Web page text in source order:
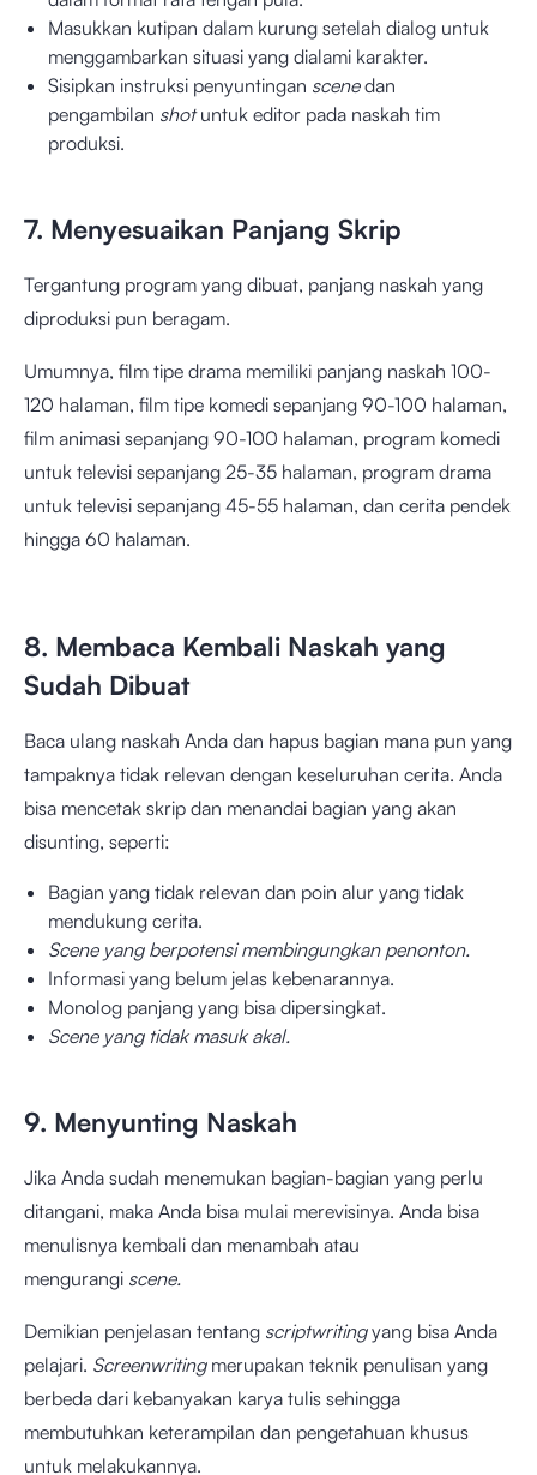
Masukkan kutipan dalam kurung setelah dialog untuk
menggambarkan situasi yang dialami karakter.
Sisipkan instruksi penyuntingan scenedan
pengambilan shotuntuk editor pada naskah tim
produksi.
7. Menyesuaikan Panjang Skrip
Tergantung program yang dibuat, panjang naskah yang
diproduksi pun beragam.
Umumnya, film tipe drama memiliki panjang naskah 100-
120 halaman, film tipe komedi sepanjang 90-100 halaman,
film animasi sepanjang 90-100 halaman, program komedi
untuk televisi sepanjang 25-35 halaman, program drama
untuk televisi sepanjang 45-55 halaman, dan cerita pendek
hingga 60 halaman.
8. Membaca Kembali Naskah yang
Sudah Dibuat
Baca ulang naskah Anda dan hapus bagian mana pun yang
tampaknya tidak relevan dengan keseluruhan cerita. Anda
bisa mencetak skrip dan menandai bagian yang akan
disunting, seperti:
Bagian yang tidak relevan dan poin alur yang tidak
mendukung cerita.
Scene yang berpotensi membingungkan penonton.
Informasi yang belum jelas kebenarannya.
Monolog panjang yang bisa dipersingkat.
Scene yang tidak masuk akal.
9. Menyunting Naskah
Jika Anda sudah menemukan bagian-bagian yang perlu
ditangani, maka Anda bisa mulai merevisinya. Anda bisa
menulisnya kembali dan menambah atau
mengurangi scene.
Demikian penjelasan tentang scriptwritingyang bisa Anda
pelajari. Screenwritingmerupakan teknik penulisan yang
berbeda dari kebanyakan karya tulis sehingga
membutuhkan keterampilan dan pengetahuan khusus
untuk melakukannya.